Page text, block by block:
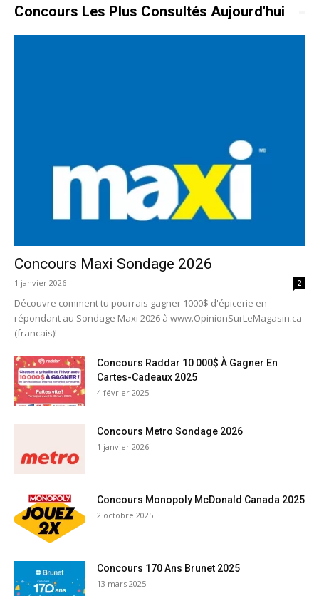
Concours Les Plus Consultés Aujourd'hui
Concours Maxi Sondage 2026
1 janvier 2026 2
Découvre comment tu pourrais gagner 1000$ d'épicerie en
répondant au Sondage Maxi 2026 à www.OpinionSurLeMagasin.ca
(francais)!
Concours Raddar 10 000$ À Gagner En
Cartes-Cadeaux 2025
4 février 2025
Concours Metro Sondage 2026
1 janvier 2026
Concours Monopoly McDonald Canada 2025
2 octobre 2025
Concours 170 Ans Brunet 2025
13 mars 2025